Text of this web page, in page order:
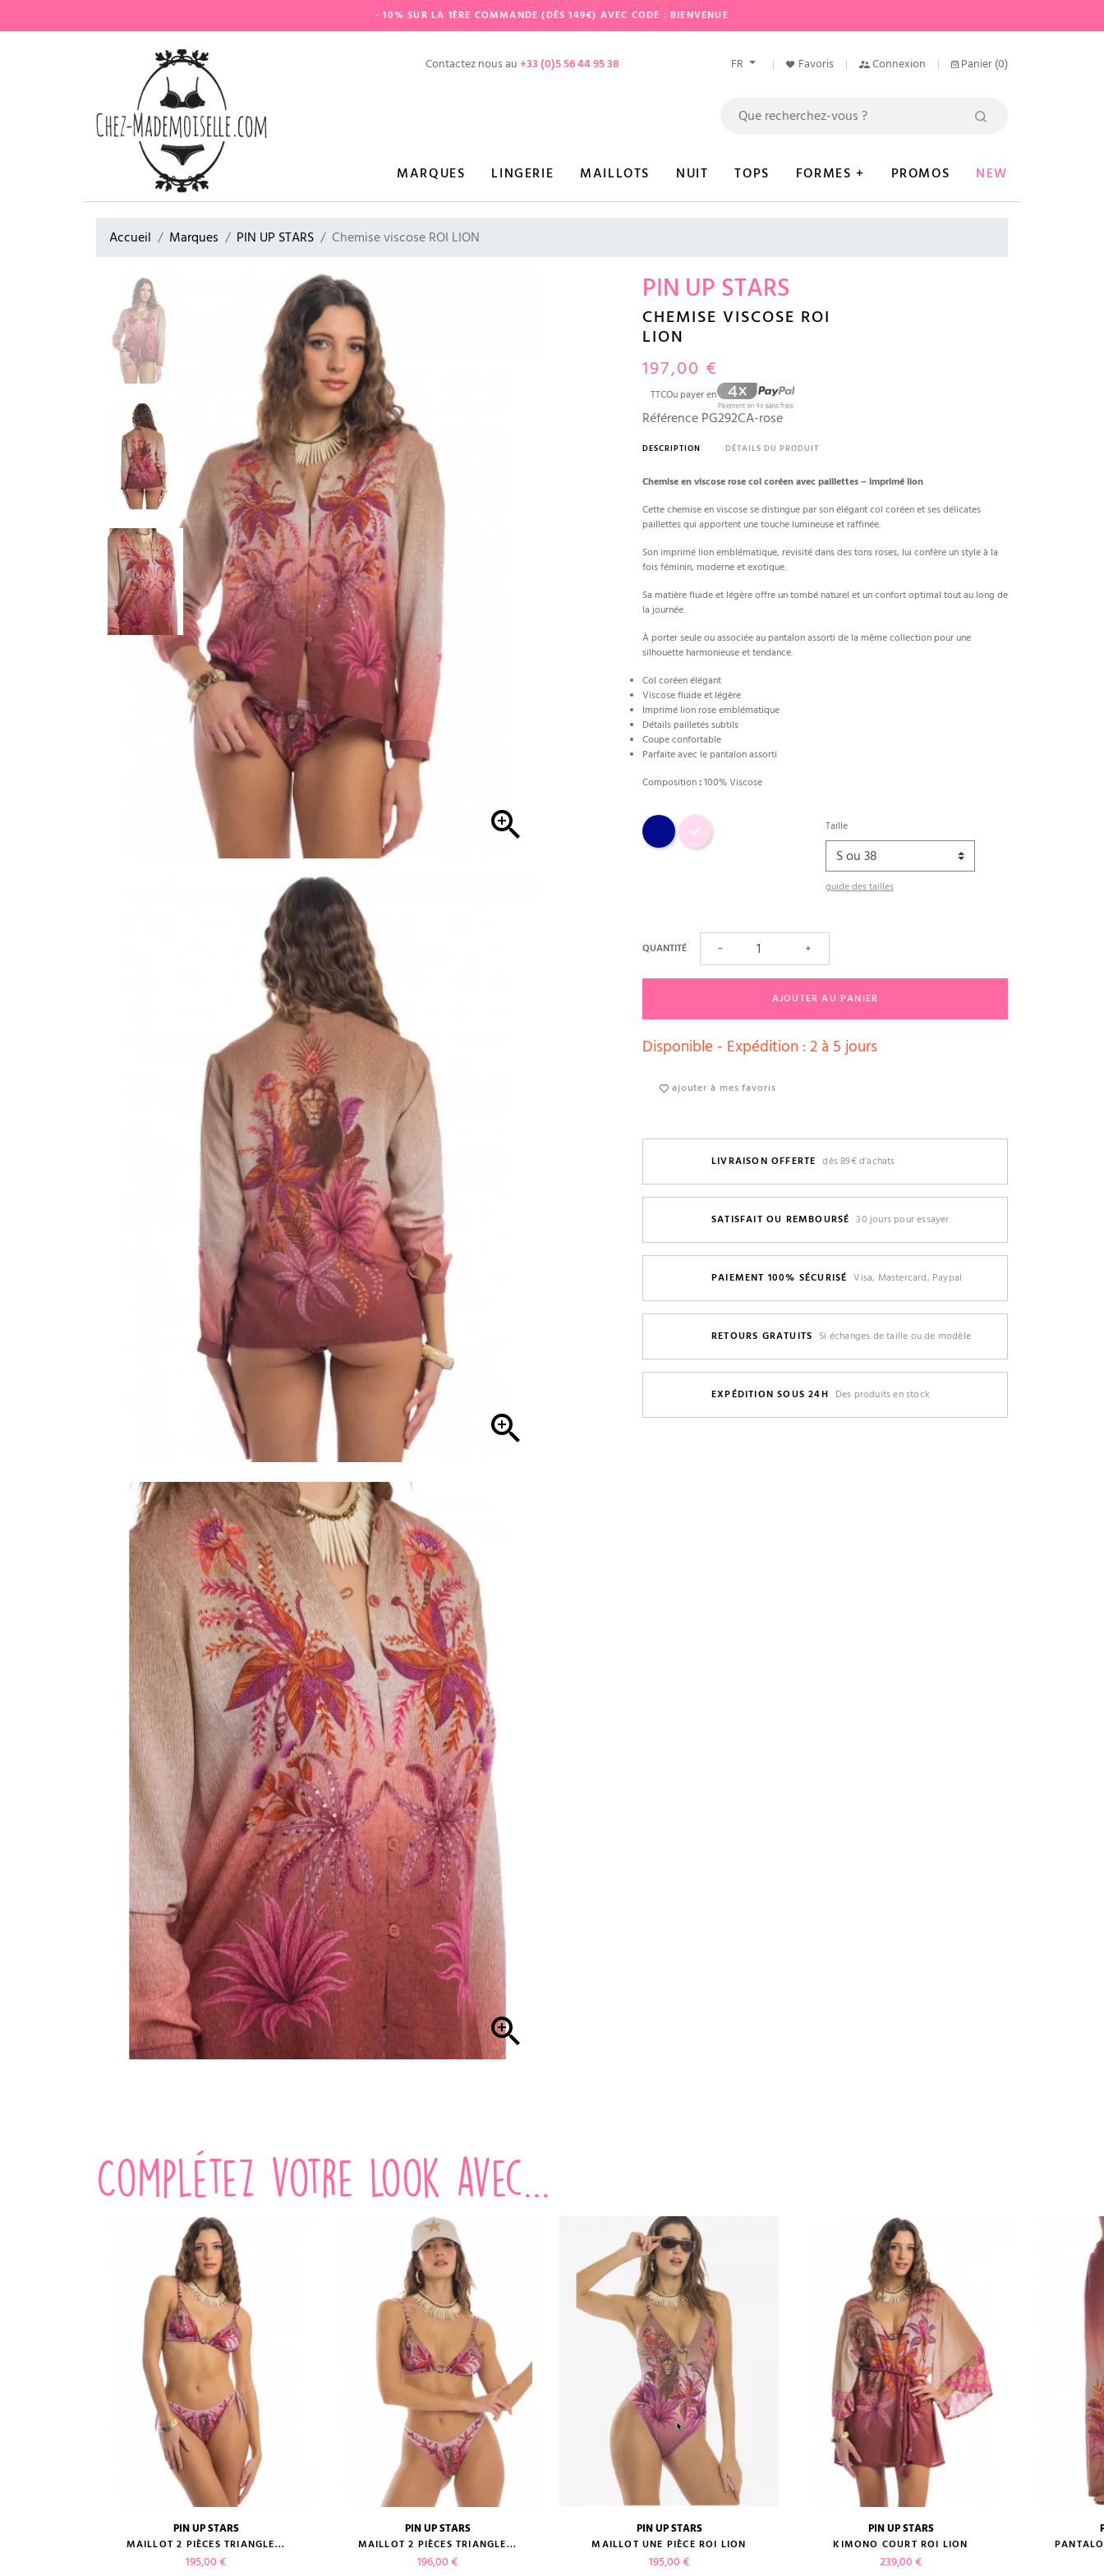
- 10% SUR LA 1ÈRE COMMANDE (DÈS 149€) AVEC CODE : BIENVENUE
Contactez nous au+33 (0)5 56 44 95 38 FR Favoris Connexion Panier (0)
MARQUES LINGERIE MAILLOTS NUIT TOPS FORMES + PROMOS NEW
Accueil Marques PIN UP STARS Chemise viscose ROI LION



PIN UP STARS
CHEMISE VISCOSE ROI
LION
197,00 €
TTCOu payer en
Référence PG292CA-rose
DESCRIPTION DÉTAILS DU PRODUIT
Chemise en viscose rose col coréen avec paillettes – imprimé lion
Cette chemise en viscose se distingue par son élégant col coréen et ses délicates
paillettes qui apportent une touche lumineuse et raffinée.
Son imprimé lion emblématique, revisité dans des tons roses, lui confère un style à la
fois féminin, moderne et exotique.
Sa matière fluide et légère offre un tombé naturel et un confort optimal tout au long de
la journée.
À porter seule ou associée au pantalon assorti de la même collection pour une
silhouette harmonieuse et tendance.
Col coréen élégant
Viscose fluide et légère
Imprimé lion rose emblématique
Détails pailletés subtils
Coupe confortable
Parfaite avec le pantalon assorti
Composition:100% Viscose
Bleu Rose Taille
guide des tailles
QUANTITÉ − +
AJOUTER AU PANIER
Disponible - Expédition : 2 à 5 jours
ajouter à mes favoris
LIVRAISON OFFERTE dès 89€ d’achats
SATISFAIT OU REMBOURSÉ 30 jours pour essayer.
PAIEMENT 100% SÉCURISÉ Visa, Mastercard, Paypal
RETOURS GRATUITS Si échanges de taille ou de modèle
EXPÉDITION SOUS 24H Des produits en stock
Complétez votre look avec...
guide des tailles
PIN UP STARS
MAILLOT 2 PIÈCES TRIANGLE...
Prix
195,00 €
guide des tailles
PIN UP STARS
MAILLOT 2 PIÈCES TRIANGLE...
Prix
196,00 €
guide des tailles
PIN UP STARS
MAILLOT UNE PIÈCE ROI LION
Prix
195,00 €
guide des tailles
PIN UP STARS
KIMONO COURT ROI LION
Prix
239,00 €
guide